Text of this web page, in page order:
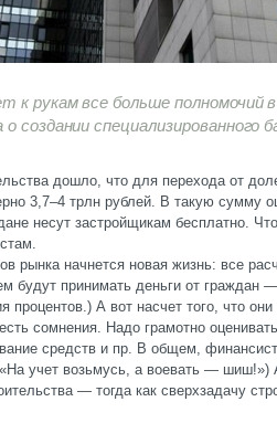
к рукам все больше
о создании
дошло, что для перехода от
3,7–4 трлн рублей. В такую сумму
несут застройщикам бесплатно.
рынка начнется новая жизнь: все
будут принимать деньги от граждан
процентов.) А вот насчет того, что
сомнения. Надо грамотно
средств и пр. В общем,
учет возьмусь, а воевать — шиш!»)
— тогда как сверхзадачу